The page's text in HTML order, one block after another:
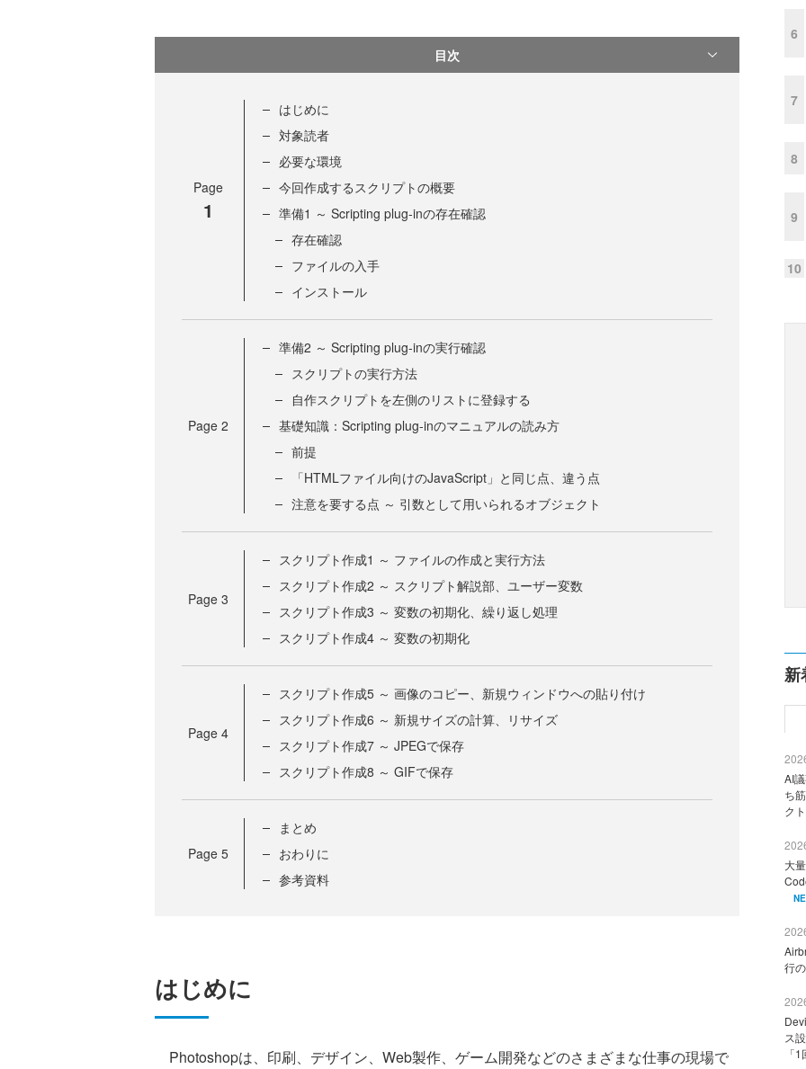
目次
Page
1
はじめに
対象読者
必要な環境
今回作成するスクリプトの概要
準備1 ～ Scripting plug-inの存在確認
存在確認
ファイルの入手
インストール
Page 2
準備2 ～ Scripting plug-inの実行確認
スクリプトの実行方法
自作スクリプトを左側のリストに登録する
基礎知識：Scripting plug-inのマニュアルの読み方
前提
「HTMLファイル向けのJavaScript」と同じ点、違う点
注意を要する点 ～ 引数として用いられるオブジェクト
Page 3
スクリプト作成1 ～ ファイルの作成と実行方法
スクリプト作成2 ～ スクリプト解説部、ユーザー変数
スクリプト作成3 ～ 変数の初期化、繰り返し処理
スクリプト作成4 ～ 変数の初期化
Page 4
スクリプト作成5 ～ 画像のコピー、新規ウィンドウへの貼り付け
スクリプト作成6 ～ 新規サイズの計算、リサイズ
スクリプト作成7 ～ JPEGで保存
スクリプト作成8 ～ GIFで保存
Page 5
まとめ
おわりに
参考資料
はじめに
Photoshopは、印刷、デザイン、Web製作、ゲーム開発などのさまざまな仕事の現場で
6
7
8
9
10
新
AI
ち
ク
大
行
ス
「